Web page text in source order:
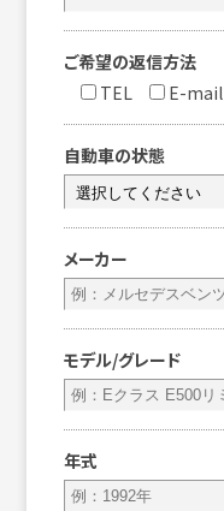
ご希望の返信方法
TEL
E-mail
自動車の状態
メーカー
モデル/グレード
年式